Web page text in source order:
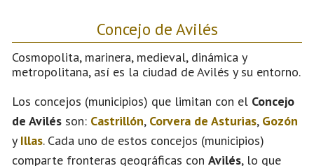
Concejo de Avilés
Cosmopolita, marinera, medieval, dinámica y
metropolitana, así es la ciudad de Avilés y su entorno.
Los concejos (municipios) que limitan con el Concejo
de Avilés son: Castrillón, Corvera de Asturias, Gozón
y Illas. Cada uno de estos concejos (municipios)
comparte fronteras geográficas con Avilés, lo que